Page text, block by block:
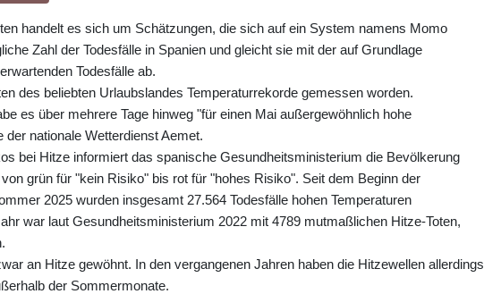
handelt es sich um Schätzungen, die sich auf ein System namens Momo
Zahl der Todesfälle in Spanien und gleicht sie mit der auf Grundlage
Todesfälle ab.
des beliebten Urlaubslandes Temperaturrekorde gemessen worden.
es über mehrere Tage hinweg "für einen Mai außergewöhnlich hohe
der nationale Wetterdienst Aemet.
bei Hitze informiert das spanische Gesundheitsministerium die Bevölkerung
grün für "kein Risiko" bis rot für "hohes Risiko". Seit dem Beginn der
2025 wurden insgesamt 27.564 Todesfälle hohen Temperaturen
war laut Gesundheitsministerium 2022 mit 4789 mutmaßlichen Hitze-Toten,
an Hitze gewöhnt. In den vergangenen Jahren haben die Hitzewellen allerdings
der Sommermonate.